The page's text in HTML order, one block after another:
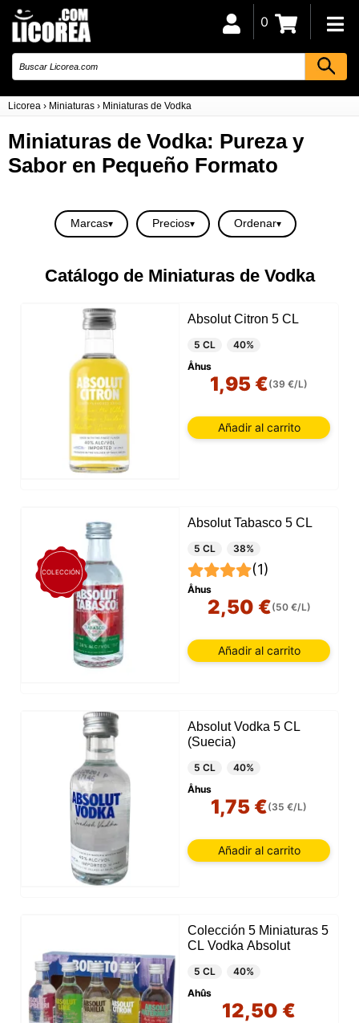
Licorea › Miniaturas › Miniaturas de Vodka
0
Miniaturas de Vodka: Pureza y
Sabor en Pequeño Formato
Marcas Precios Ordenar
Catálogo de Miniaturas de Vodka
Absolut Citron 5 CL
5 CL
40%
Åhus
1,95 €(39 €/L)
Añadir al carrito
COLECCIÓN
Absolut Tabasco 5 CL
5 CL 38%
(1)
Åhus
2,50 €(50 €/L)
Añadir al carrito
Absolut Vodka 5 CL
(Suecia)
5 CL
40%
Åhus
1,75 €(35 €/L)
Añadir al carrito
Colección 5 Miniaturas 5
CL Vodka Absolut
5 CL
40%
Ahûs
12,50 €